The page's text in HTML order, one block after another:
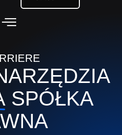
SPÓŁKA